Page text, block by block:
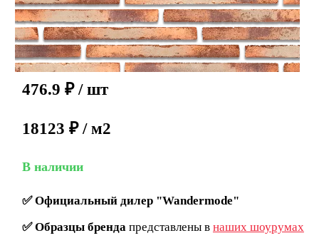
476.9 ₽ / шт
18123 ₽ / м2
В наличии
✅Официальный дилер "Wandermode"
✅Образцы брендапредставлены в наших шоурумах